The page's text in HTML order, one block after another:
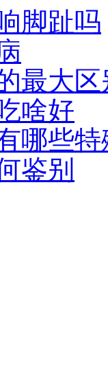
脚趾吗
最大区
啥好
哪些
鉴别